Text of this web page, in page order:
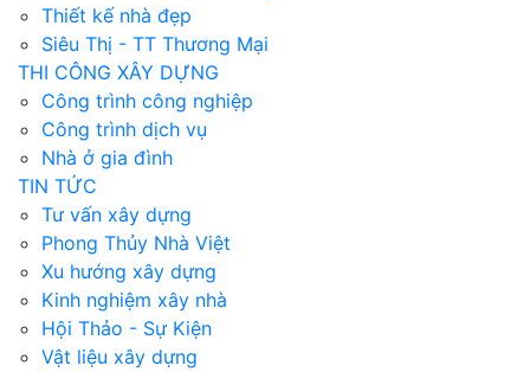
Thiết kế nhà đẹp
Siêu Thị - TT Thương Mại
THI CÔNG XÂY DỰNG
Công trình công nghiệp
Công trình dịch vụ
Nhà ở gia đình
TIN TỨC
Tư vấn xây dựng
Phong Thủy Nhà Việt
Xu hướng xây dựng
Kinh nghiệm xây nhà
Hội Thảo - Sự Kiện
Vật liệu xây dựng